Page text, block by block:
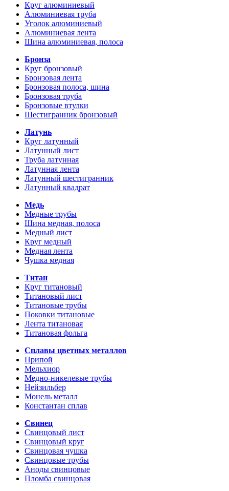
Круг алюминиевый
Алюминиевая труба
Уголок алюминиевый
Алюминиевая лента
Шина алюминиевая, полоса
Бронза
Круг бронзовый
Бронзовая лента
Бронзовая полоса, шина
Бронзовая труба
Бронзовые втулки
Шестигранник бронзовый
Латунь
Круг латунный
Латунный лист
Труба латунная
Латунная лента
Латунный шестигранник
Латунный квадрат
Медь
Медные трубы
Шина медная, полоса
Медный лист
Круг медный
Медная лента
Чушка медная
Титан
Круг титановый
Титановый лист
Титановые трубы
Поковки титановые
Лента титановая
Титановая фольга
Сплавы цветных металлов
Припой
Мельхиор
Медно-никелевые трубы
Нейзильбер
Монель металл
Константан сплав
Свинец
Свинцовый лист
Свинцовый круг
Свинцовая чушка
Свинцовые трубы
Аноды свинцовые
Пломба свинцовая